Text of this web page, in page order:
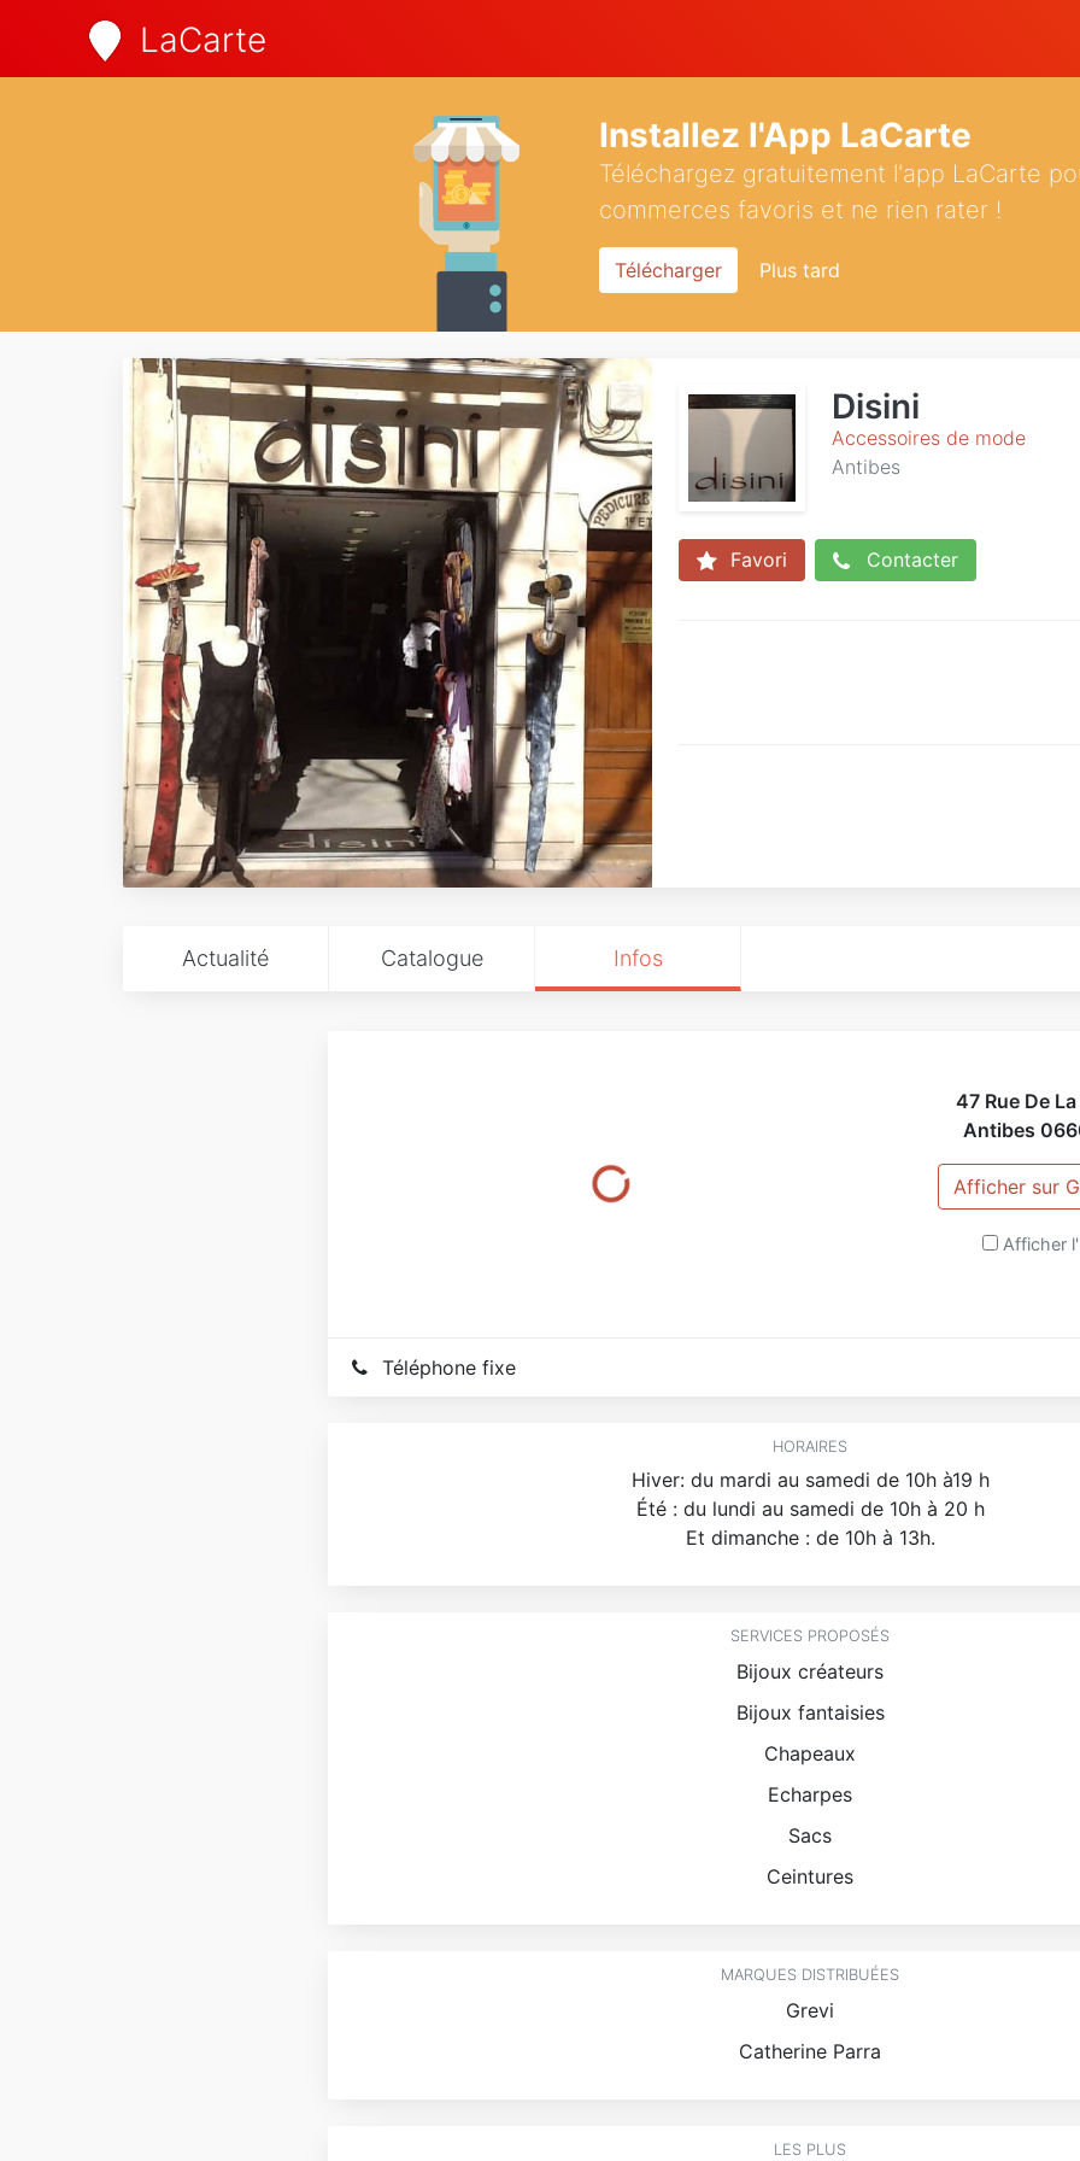
LaCarte
Installez l'App LaCarte
Téléchargez gratuitement l'app LaCarte
commerces favoris et ne rien rater !
Télécharger Plus tard
Disini
Accessoires de mode
Antibes
Favori Contacter
Actualité Catalogue Infos
47 Rue De
Antibes
Afficher sur
Afficher
Téléphone fixe
HORAIRES
Hiver: du mardi au samedi de 10h à19 h
Été : du lundi au samedi de 10h à 20 h
Et dimanche : de 10h à 13h.
SERVICES PROPOSÉS
Bijoux créateurs
Bijoux fantaisies
Chapeaux
Echarpes
Sacs
Ceintures
MARQUES DISTRIBUÉES
Grevi
Catherine Parra
LES PLUS